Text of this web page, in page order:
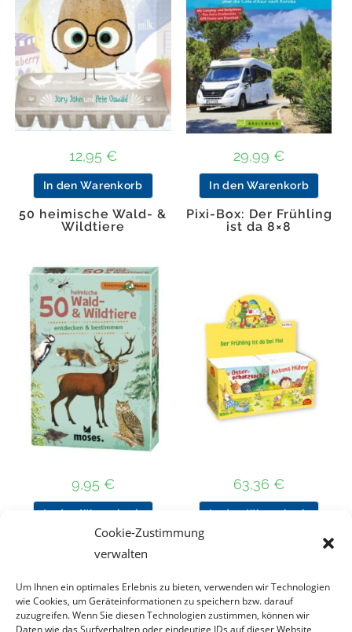
Cookie-Zustimmung
verwalten
Um Ihnen ein optimales Erlebnis zu bieten, verwenden wir Technologien
wie Cookies, um Geräteinformationen zu speichern bzw. darauf
zuzugreifen. Wenn Sie diesen Technologien zustimmen, können wir
Daten wie das Surfverhalten oder eindeutige IDs auf dieser Website
12,95 €
In den Warenkorb
29,99 €
In den Warenkorb
50 heimische Wald- &
Wildtiere
9,95 €
In den Warenkorb
Pixi-Box: Der Frühling
ist da 8×8
63,36 €
In den Warenkorb
Nach Preis filtern